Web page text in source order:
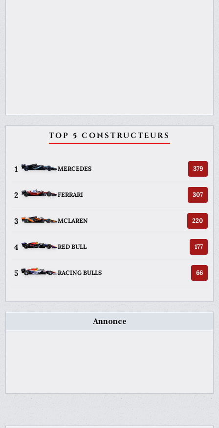
TOP 5 CONSTRUCTEURS
1 MERCEDES 379
2 FERRARI 307
3 MCLAREN 220
4 RED BULL 177
5 RACING BULLS 66
Annonce